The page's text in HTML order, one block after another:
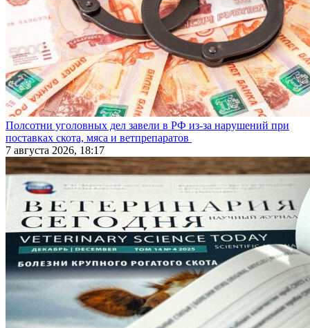
Полсотни уголовных дел завели в РФ из-за нарушений при
поставках скота, мяса и ветпрепаратов
7 августа 2026, 18:17